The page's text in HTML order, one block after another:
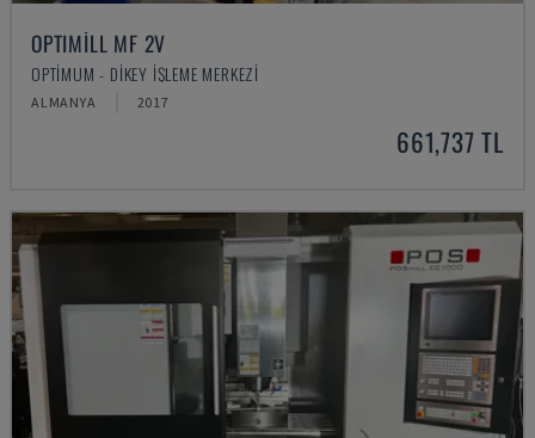
OPTIMILL MF 2V
OPTIMUM - DIKEY İŞLEME MERKEZI
ALMANYA 2017
661,737 TL